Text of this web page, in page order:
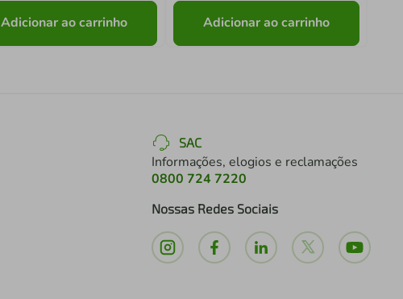
Adicionar ao carrinho Adicionar ao carrinho
SAC
Informações, elogios e reclamações
0800 724 7220
Nossas Redes Sociais